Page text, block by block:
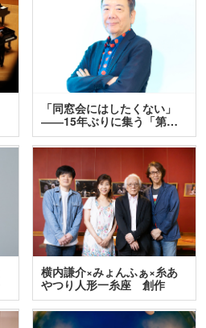
「同窓会にはしたくない」
――15年ぶりに集う「第…
横内謙介×みょんふぁ×糸あ
やつり人形一糸座 創作
人…